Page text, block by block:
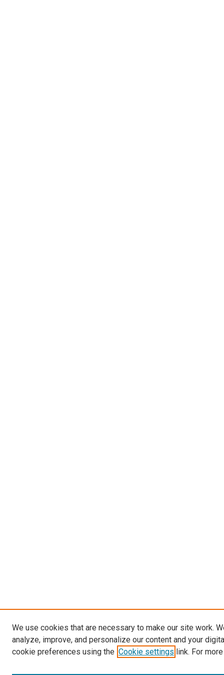
We use cookies that are necessary to make our site work.
analyze, improve, and personalize our content and your
cookie preferences using the Cookie settings link. For